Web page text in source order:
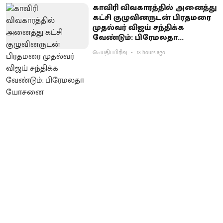
காவிரி விவகாரத்தில் அனைத்து
கட்சி குழுவினருடன் பிரதமரை
முதல்வர் விஜய் சந்திக்க
வேண்டும்: பிரேமலதா
யோசனை
செய்திப்பிரிவு 18 hours ago